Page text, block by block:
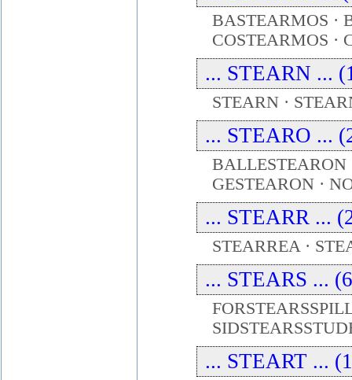
BASTEARMOS ·
COSTEARMOS ·
... STEARN ...
STEARN ·
... STEARO ...
BALLESTEARON
GESTEARON ·
... STEARR ...
STEARREA ·
... STEARS ...
... STEART ...